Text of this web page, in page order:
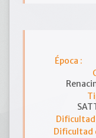
Época :